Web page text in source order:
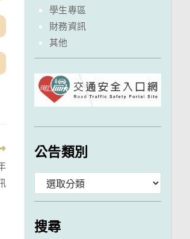
學生專區
財務資訊
其他
公告類別
類
搜尋